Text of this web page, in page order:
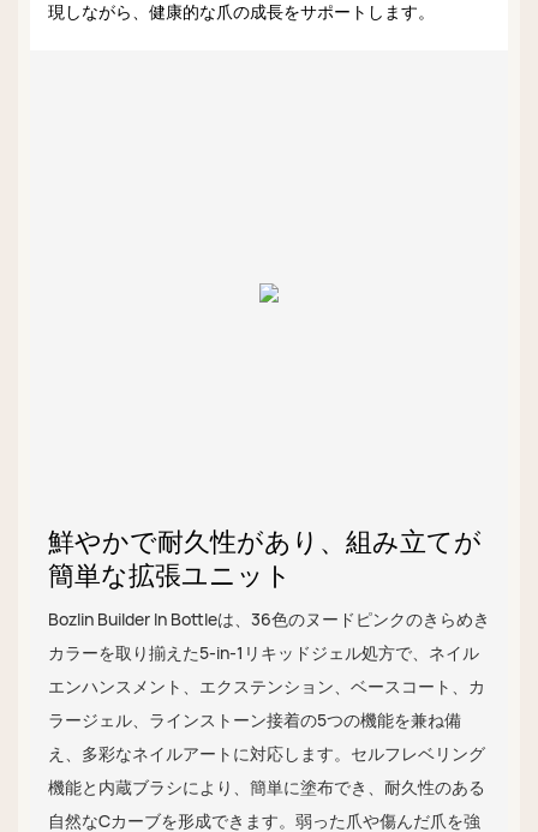
現しながら、健康的な爪の成長をサポートします。
鮮やかで耐久性があり、組み立てが
簡単な拡張ユニット
Bozlin Builder In Bottleは、36色のヌードピンクのきらめき
カラーを取り揃えた5-in-1リキッドジェル処方で、ネイル
エンハンスメント、エクステンション、ベースコート、カ
ラージェル、ラインストーン接着の5つの機能を兼ね備
え、多彩なネイルアートに対応します。セルフレベリング
機能と内蔵ブラシにより、簡単に塗布でき、耐久性のある
自然なCカーブを形成できます。弱った爪や傷んだ爪を強